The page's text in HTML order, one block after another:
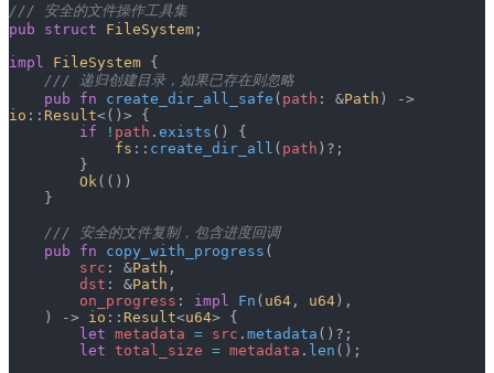
/// 安全的文件操作工具集
pub struct FileSystem ;
impl
FileSystem {
    /// 递归创建目录，如果已存在则忽略
    pub
fn create_dir_all_safe ( path : &Path
io :: Result<()> {
        if
! path . exists () {
            fs
:: create_dir_all ( path )?;
        }
        Ok
(())
    }
    /// 安全的文件复制，包含进度回调
    pub
fn copy_with_progress (
        src
: &Path ,
        dst
: &Path ,
        on_progress
: impl Fn ( u64 , u64),
    ) ->
io :: Result<u64> {
        let
metadata = src . metadata ()?;
        let
total_size = metadata . len ();